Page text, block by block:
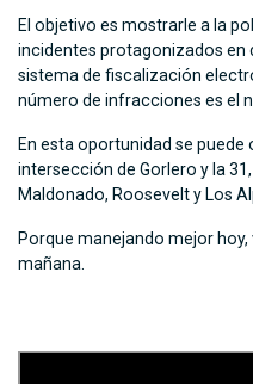
El objetivo es mostrarle a la
incidentes protagonizados en
sistema de fiscalización
número de infracciones es el
En esta oportunidad se
intersección de Gorlero y la
Maldonado, Roosevelt y Los
Porque manejando mejor
mañana.